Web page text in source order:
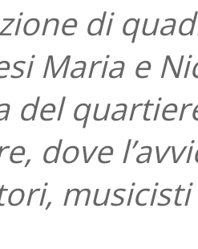
di
Maria e
del
dove
musicisti